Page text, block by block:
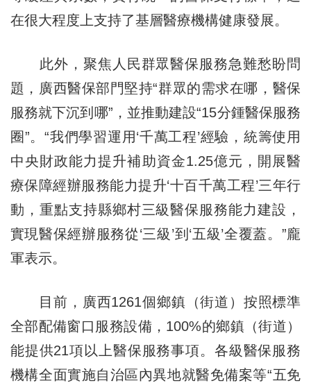
在很大程度上支持了基層醫療機構健康發展。
此外，聚焦人民群眾醫保服務急難愁盼問
題，廣西醫保部門堅持“群眾的需求在哪，醫保
服務就下沉到哪”，並推動建設“15分鍾醫保服務
圈”。“我們學習運用‘千萬工程’經驗，統籌使用
中央財政能力提升補助資金1.25億元，開展醫
療保障經辦服務能力提升‘十百千萬工程’三年行
動，重點支持縣鄉村三級醫保服務能力建設，
實現醫保經辦服務從‘三級’到‘五級’全覆蓋。”龐
軍表示。
目前，廣西1261個鄉鎮（街道）按照標準
全部配備窗口服務設備，100%的鄉鎮（街道）
能提供21項以上醫保服務事項。各級醫保服務
機構全面實施自治區內異地就醫免備案等“五免